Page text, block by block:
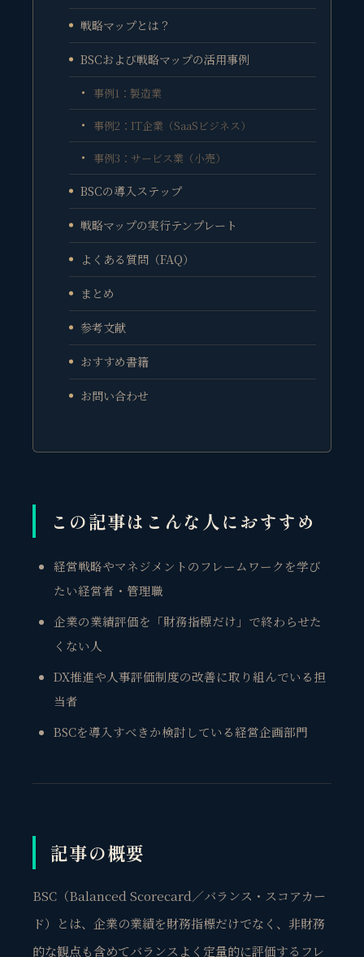
戦略マップとは？
BSCおよび戦略マップの活用事例
事例1：製造業
事例2：IT企業（SaaSビジネス）
事例3：サービス業（小売）
BSCの導入ステップ
戦略マップの実行テンプレート
よくある質問（FAQ）
まとめ
参考文献
おすすめ書籍
お問い合わせ
この記事はこんな人におすすめ
経営戦略やマネジメントのフレームワークを学び
たい経営者・管理職
企業の業績評価を「財務指標だけ」で終わらせた
くない人
DX推進や人事評価制度の改善に取り組んでいる担
当者
BSCを導入すべきか検討している経営企画部門
記事の概要
BSC（Balanced Scorecard／バランス・スコアカー
ド）とは、企業の業績を財務指標だけでなく、非財務
的な観点も含めてバランスよく 定量的に評価するフレ